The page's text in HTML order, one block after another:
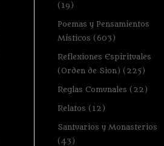
(19)
Poemas y Pensamientos
Místicos (603)
Reflexiones Espirituales
(Orden de Sion) (225)
Reglas Comunales (22)
Relatos (12)
Santuarios y Monasterios
(43)